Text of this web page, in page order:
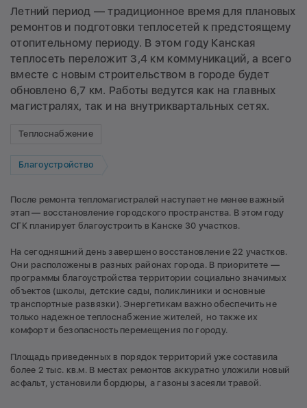
Летний период — традиционное время для плановых
ремонтов и подготовки теплосетей к предстоящему
отопительному периоду. В этом году Канская
теплосеть переложит 3,4 км коммуникаций, а всего
вместе с новым строительством в городе будет
обновлено 6,7 км. Работы ведутся как на главных
магистралях, так и на внутриквартальных сетях.
Теплоснабжение
Благоустройство
После ремонта тепломагистралей наступает не менее важный
этап — восстановление городского пространства. В этом году
СГК планирует благоустроить в Канске 30 участков.
На сегодняшний день завершено восстановление 22 участков.
Они расположены в разных районах города. В приоритете —
программы благоустройства территории социально значимых
объектов (школы, детские сады, поликлиники и основные
транспортные развязки). Энергетикам важно обеспечить не
только надежное теплоснабжение жителей, но также их
комфорт и безопасность перемещения по городу.
Площадь приведенных в порядок территорий уже составила
более 2 тыс. кв.м. В местах ремонтов аккуратно уложили новый
асфальт, установили бордюры, а газоны засеяли травой.